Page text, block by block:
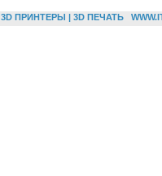
3D ПРИНТЕРЫ | 3D ПЕЧАТЬ